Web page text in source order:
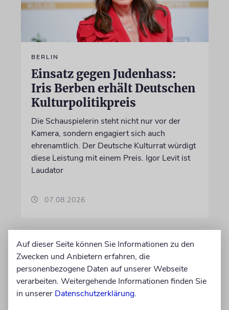
BERLIN
Einsatz gegen Judenhass:
Iris Berben erhält Deutschen
Kulturpolitikpreis
Die Schauspielerin steht nicht nur vor der
Kamera, sondern engagiert sich auch
ehrenamtlich. Der Deutsche Kulturrat würdigt
diese Leistung mit einem Preis. Igor Levit ist
Laudator
07.08.2026
Auf dieser Seite können Sie Informationen zu den
Zwecken und Anbietern erfahren, die
personenbezogene Daten auf unserer Webseite
verarbeiten. Weitergehende Informationen finden Sie
in unserer Datenschutzerklärung.